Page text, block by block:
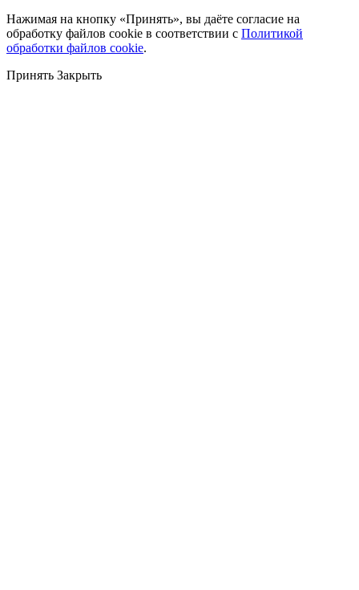
Нажимая на кнопку «Принять», вы даёте согласие на
обработку файлов cookie в соответствии с Политикой
обработки файлов cookie.
Принять Закрыть